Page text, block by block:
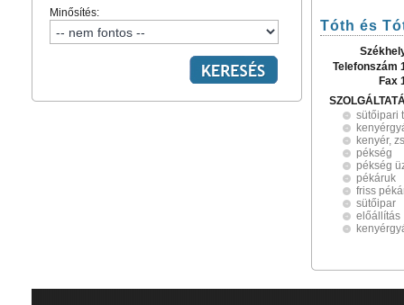
Minősítés:
Tóth és
Telefonszám
Fax
sütőipari
kenyér,
pékség
pékség
pékáruk
friss
sütőipar
előállítás